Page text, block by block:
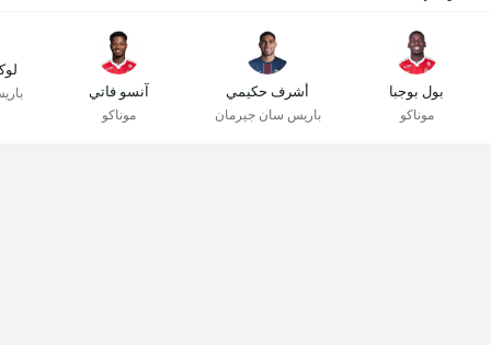
بول بوجبا
موناكو
أشرف حكيمي
باريس سان جيرمان
آنسو فاتي
موناكو